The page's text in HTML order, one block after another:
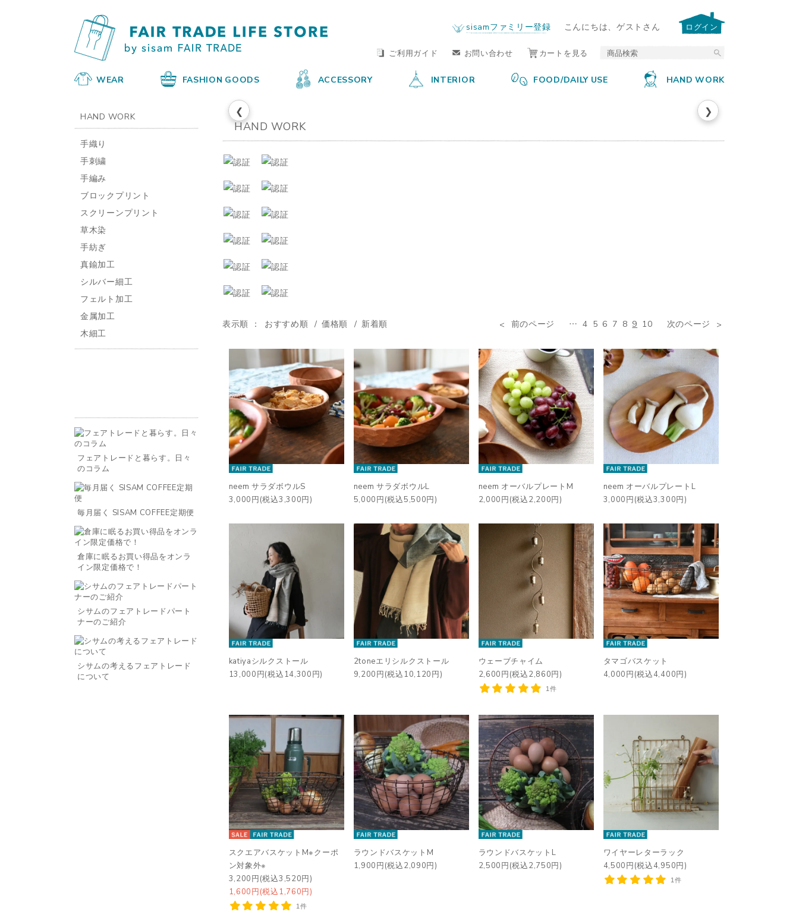
by sisam FAIR TRADE
sisamファミリー登録 こんにちは、ゲストさん ログイン
ご利用ガイド お問い合わせ カートを見る
WEAR FASHION GOODS ACCESSORY INTERIOR FOOD/DAILY USE HAND WORK
❮ ❯
HAND WORK
表示順 おすすめ順 価格順 新着順 前のページ … 4 5 6 7 8 9 10 次のページ
neem サラダボウルS
3,000円(税込3,300円)
neem サラダボウルL
5,000円(税込5,500円)
neem オーバルプレートM
2,000円(税込2,200円)
neem オーバルプレートL
3,000円(税込3,300円)
katiyaシルクストール
13,000円(税込14,300円)
2toneエリシルクストール
9,200円(税込10,120円)
ウェーブチャイム
2,600円(税込2,860円)
1件
タマゴバスケット
4,000円(税込4,400円)
スクエアバスケットM※クーポ
ン対象外※
3,200円(税込3,520円)
1,600円(税込1,760円)
1件
ラウンドバスケットM
1,900円(税込2,090円)
ラウンドバスケットL
2,500円(税込2,750円)
ワイヤーレターラック
4,500円(税込4,950円)
1件
HAND WORK
手織り
手刺繍
手編み
ブロックプリント
スクリーンプリント
草木染
手紡ぎ
真鍮加工
シルバー細工
フェルト加工
金属加工
木細工
フェアトレードと暮らす。日々
のコラム
毎月届く SISAM COFFEE定期便
倉庫に眠るお買い得品をオンラ
イン限定価格で！
シサムのフェアトレードパート
ナーのご紹介
シサムの考えるフェアトレード
について